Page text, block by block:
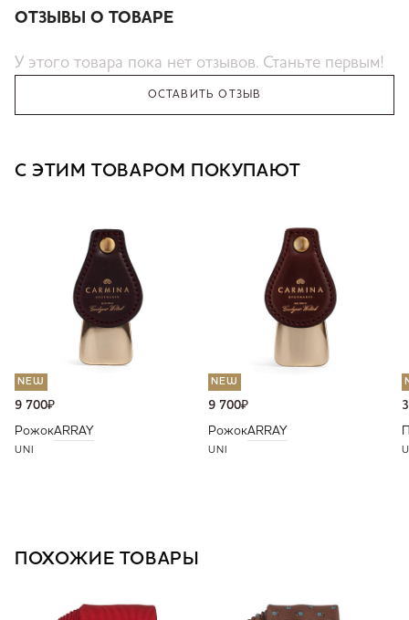
ОТЗЫВЫ О ТОВАРЕ
У этого товара пока нет отзывов. Станьте первым!
ОСТАВИТЬ ОТЗЫВ
С ЭТИМ ТОВАРОМ ПОКУПАЮТ
NEW
9 700₽
РожокARRAY
UNI
NEW
9 700₽
РожокARRAY
UNI
ПОХОЖИЕ ТОВАРЫ